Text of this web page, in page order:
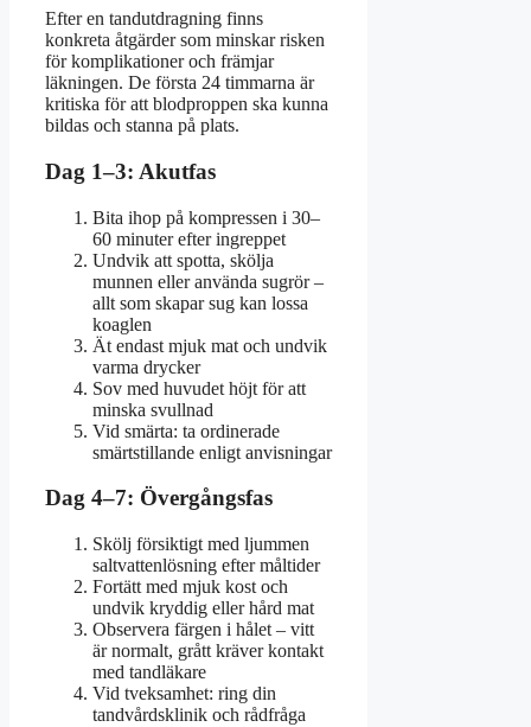
Efter en tandutdragning finns
konkreta åtgärder som minskar risken
för komplikationer och främjar
läkningen. De första 24 timmarna är
kritiska för att blodproppen ska kunna
bildas och stanna på plats.
Dag 1–3: Akutfas
Bita ihop på kompressen i 30–
60 minuter efter ingreppet
Undvik att spotta, skölja
munnen eller använda sugrör –
allt som skapar sug kan lossa
koaglen
Ät endast mjuk mat och undvik
varma drycker
Sov med huvudet höjt för att
minska svullnad
Vid smärta: ta ordinerade
smärtstillande enligt anvisningar
Dag 4–7: Övergångsfas
Skölj försiktigt med ljummen
saltvattenlösning efter måltider
Fortätt med mjuk kost och
undvik kryddig eller hård mat
Observera färgen i hålet – vitt
är normalt, grått kräver kontakt
med tandläkare
Vid tveksamhet: ring din
tandvårdsklinik och rådfråga